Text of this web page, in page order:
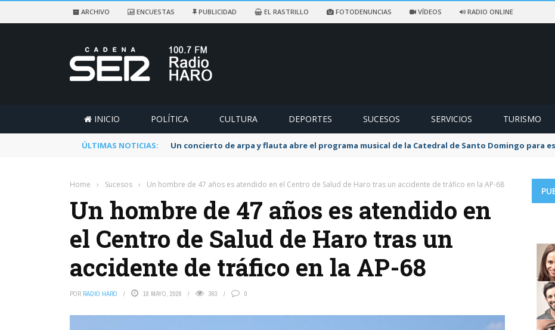
ARCHIVO ENCUESTAS PUBLICIDAD EL RASTRILLO FOTODENUNCIAS VÍDEOS RADIO ONLINE
INICIO POLÍTICA CULTURA DEPORTES SUCESOS SERVICIOS TURISMO
ÚLTIMAS NOTICIAS: Un concierto de arpa y flauta abre el programa musical de la Catedral de Santo Domingo para
Home › Sucesos › Un hombre de 47 años es atendido en el Centro de Salud de Haro tras un accidente de tráfico en la AP-68
Un hombre de 47 años es atendido en
el Centro de Salud de Haro tras un
accidente de tráfico en la AP-68
POR RADIO HARO 18 MAYO, 2026 363 0